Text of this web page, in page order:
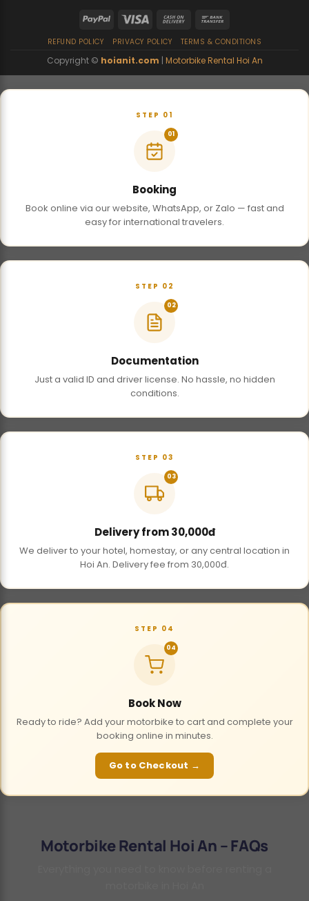
REFUND POLICY PRIVACY POLICY TERMS & CONDITIONS
Copyright © hoianit.com | Motorbike Rental Hoi An
STEP 01
01
Booking
Book online via our website, WhatsApp, or Zalo — fast and
easy for international travelers.
STEP 02
02
Documentation
Just a valid ID and driver license. No hassle, no hidden
conditions.
STEP 03
03
Delivery from 30,000đ
We deliver to your hotel, homestay, or any central location in
Hoi An. Delivery fee from 30,000đ.
STEP 04
04
Book Now
Ready to ride? Add your motorbike to cart and complete your
booking online in minutes.
Go to Checkout →
Motorbike Rental Hoi An – FAQs